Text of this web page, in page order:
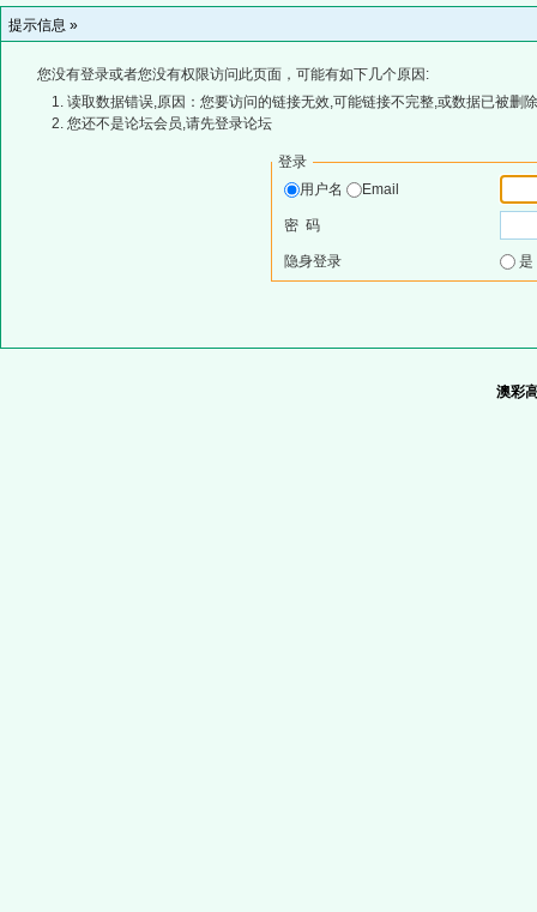
提示信息 »
您没有登录或者您没有权限访问此页面，可能有如下几个原因:
读取数据错误,原因：您要访问的链接无效,可能链接不完整,或数据已被删
您还不是论坛会员,请先登录论坛
登录
用户名
Email
密 码
隐身登录
澳彩